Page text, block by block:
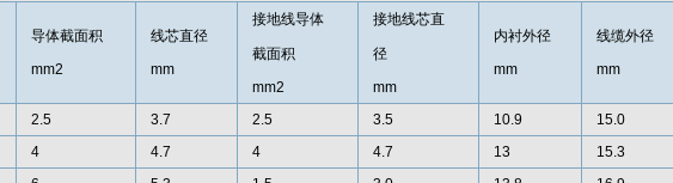
导体截面积
mm2
线芯直径
mm
接地线导体
截面积
mm2
接地线芯直
径
mm
内衬外径
mm
线缆外径
mm
2.5 3.7 2.5 3.5 10.9 15.0
4 4.7 4 4.7 13 15.3